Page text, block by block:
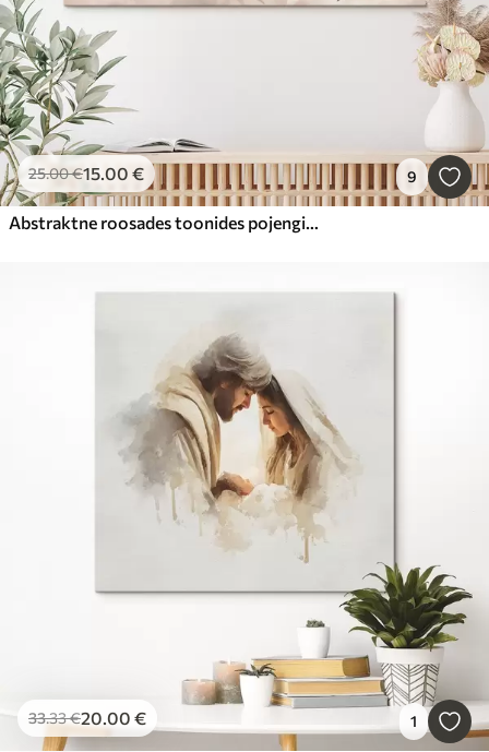
25.00€15.00 € 9
Abstraktne roosades toonides pojengide kimp
33.33€20.00 € 1